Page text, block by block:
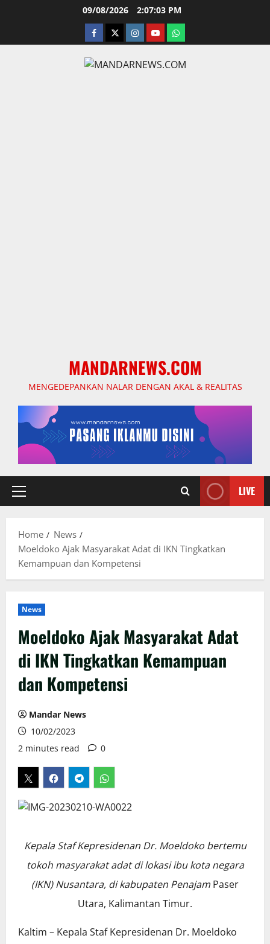
09/08/2026 2:07:04 PM
facebooktwitterinstagram.com
youtubewhatsapp
MANDARNEWS.COM
MENGEDEPANKAN NALAR DENGAN AKAL & REALITAS
Primary
LIVE
Home
News
Moeldoko Ajak Masyarakat Adat di IKN Tingkatkan
Kemampuan dan Kompetensi
News
Moeldoko Ajak Masyarakat Adat
di IKN Tingkatkan Kemampuan
dan Kompetensi
Mandar News
10/02/2023
2 minutes read
0
Kepala Staf Kepresidenan Dr. Moeldoko bertemu
tokoh masyarakat adat di lokasi ibu kota negara
(IKN) Nusantara, di kabupaten Penajam Paser
Utara, Kalimantan Timur.
Kaltim – Kepala Staf Kepresidenan Dr. Moeldoko